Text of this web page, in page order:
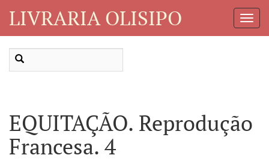
LIVRARIA OLISIPO
EQUITAÇÃO. Reprodução
Francesa. 4